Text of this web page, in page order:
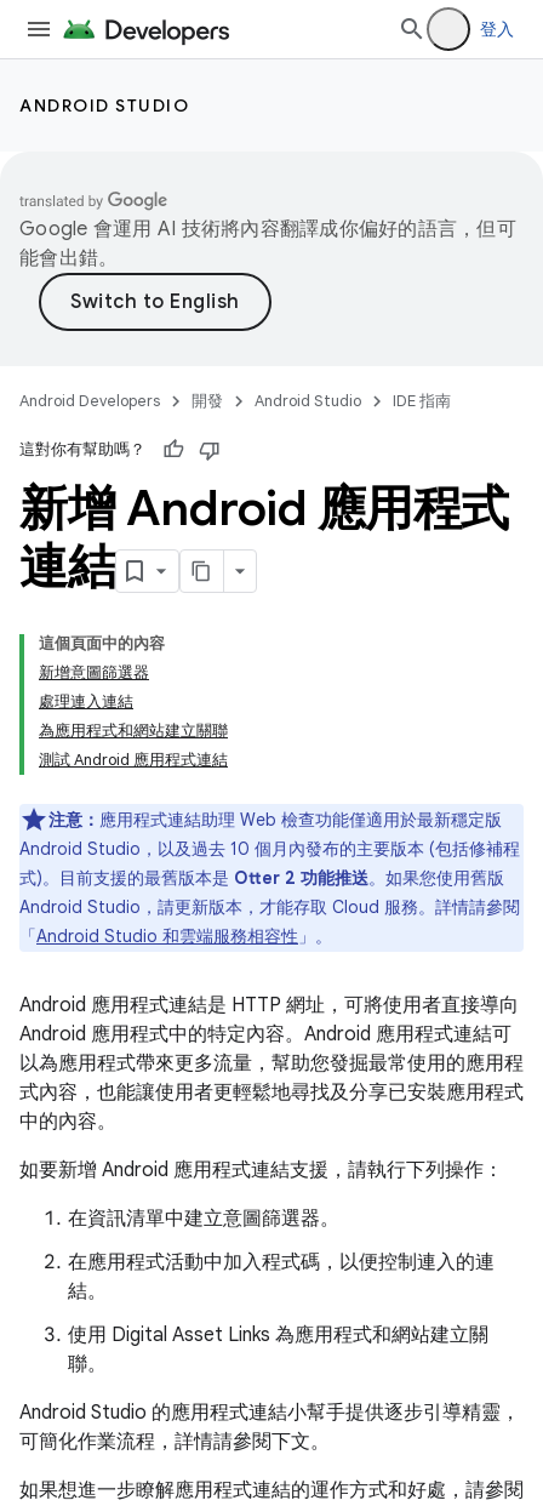
登入
ANDROID STUDIO
Google 會運用 AI 技術將內容翻譯成你偏好的語言，但可
能會出錯。
Android Developers 開發 Android Studio IDE 指南
這對你有幫助嗎？
新增 Android 應用程式
連結
這個頁面中的內容
新增意圖篩選器
處理連入連結
為應用程式和網站建立關聯
測試 Android 應用程式連結
注意： 應用程式連結助理 Web 檢查功能僅適用於最新穩定版
Android Studio，以及過去 10 個月內發布的主要版本 (包括修補程
式)。目前支援的最舊版本是 Otter 2 功能推送。如果您使用舊版
Android Studio，請更新版本，才能存取 Cloud 服務。詳情請參閱
「Android Studio 和雲端服務相容性 」。
Android 應用程式連結是 HTTP 網址，可將使用者直接導向
Android 應用程式中的特定內容。Android 應用程式連結可
以為應用程式帶來更多流量，幫助您發掘最常使用的應用程
式內容，也能讓使用者更輕鬆地尋找及分享已安裝應用程式
中的內容。
如要新增 Android 應用程式連結支援，請執行下列操作：
在資訊清單中建立意圖篩選器。
在應用程式活動中加入程式碼，以便控制連入的連
結。
使用 Digital Asset Links 為應用程式和網站建立關
聯。
Android Studio 的應用程式連結小幫手提供逐步引導精靈，
可簡化作業流程，詳情請參閱下文。
如果想進一步瞭解應用程式連結的運作方式和好處，請參閱